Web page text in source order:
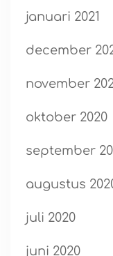
januari 2021
december
november
oktober 2020
september
augustus
juli 2020
juni 2020